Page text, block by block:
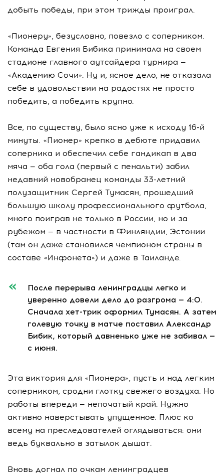
добыть победы, при этом трижды проиграл.
«Пионеру», безусловно, повезло с соперником.
Команда Евгения Бибика принимала на своем
стадионе главного аутсайдера турнира —
«Академию Сочи». Ну и, ясное дело, не отказала
себе в удовольствии на радостях не просто
победить, а победить крупно.
Все, по существу, было ясно уже к исходу 16-й
минуты. «Пионер» крепко в дебюте придавил
соперника и обеспечил себе гандикап в два
мяча — оба гола (первый с пенальти) забил
недавний новобранец команды 33-летний
полузащитник Сергей Тумасян, прошедший
большую школу профессионального футбола,
много поиграв не только в России, но и за
рубежом — в частности в Финляндии, Эстонии
(там он даже становился чемпионом страны в
составе «Инфонета») и даже в Таиланде.
После перерыва ленинградцы легко и
уверенно довели дело до разгрома — 4:0.
Сначала хет-трик оформил Тумасян. А затем
голевую точку в матче поставил Александр
Бибик, который давненько уже не забивал —
с июня.
Эта виктория для «Пионера», пусть и над легким
соперником, сродни глотку свежего воздуха. Но
работы впереди — непочатый край. Нужно
активно наверстывать упущенное. Плюс ко
всему на преследователей оглядываться: они
ведь буквально в затылок дышат.
Вновь догнал по очкам ленинградцев